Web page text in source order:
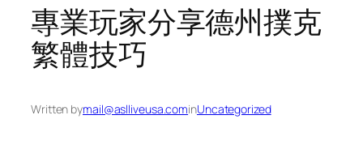
專業玩家分享德州撲克
繁體技巧
Written bymail@aslliveusa.cominUncategorized